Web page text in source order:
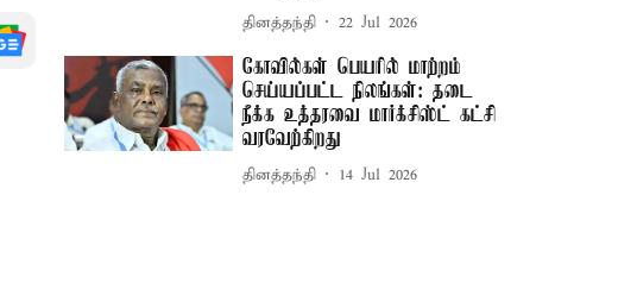
தினத்தந்தி 22 Jul 2026
கோவில்கள் பெயரில் மாற்றம்
செய்யப்பட்ட நிலங்கள்: தடை
நீக்க உத்தரவை மார்க்சிஸ்ட் கட்சி
வரவேற்கிறது
தினத்தந்தி 14 Jul 2026